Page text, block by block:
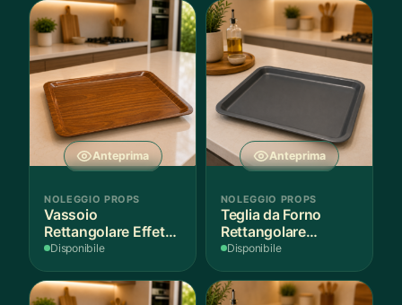
Anteprima
NOLEGGIO PROPS
Vassoio
Rettangolare Effetto
Legno
Disponibile
Anteprima
NOLEGGIO PROPS
Teglia da Forno
Rettangolare
Antiaderente
Disponibile